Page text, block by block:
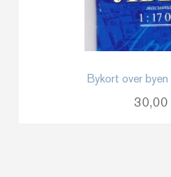
Bykort over byen
30,00